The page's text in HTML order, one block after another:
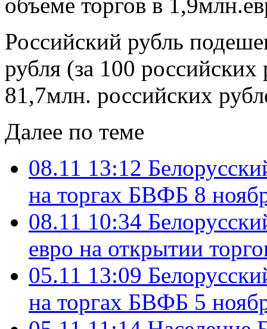
Российский рубль
рубля (за 100
81,7млн. российских
Далее по теме
08.11 13:12
на торгах БВФБ 8
08.11 10:34
евро на открытии
05.11 13:09
на торгах БВФБ 5